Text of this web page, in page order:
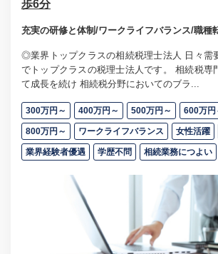
歩6分
充実の研修と体制/ワークライフバランス/職種
◎業界トップクラスの相続税理士法人 日々需
でトップクラスの税理士法人です。 相続税専
て成長を続け 相続税分野においてのブラ...
300万円～ 400万円～ 500万円～ 600万円
800万円～ ワークライフバランス 女性活躍
業界経験者優遇 学歴不問 相続業務につよい